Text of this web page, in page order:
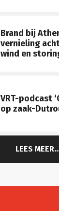
Brand bij
vernieling
wind en
VRT-podcast
op zaak-
LEES